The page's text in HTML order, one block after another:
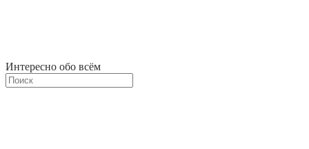
Интересно обо всём